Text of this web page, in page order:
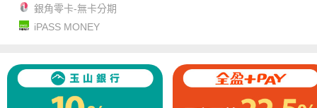
銀角零卡-無卡分期
iPASS MONEY